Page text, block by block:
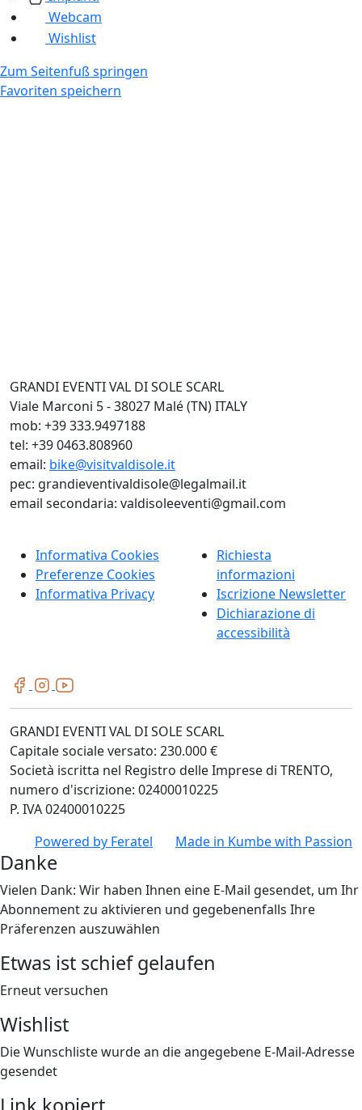
Webcam
Wishlist
Zum Seitenfuß springen
Favoriten speichern
GRANDI EVENTI VAL DI SOLE SCARL
Viale Marconi 5 - 38027 Malé (TN) ITALY
mob: +39 333.9497188
tel: +39 0463.808960
email: bike@visitvaldisole.it
pec: grandieventivaldisole@legalmail.it
email secondaria: valdisoleeventi@gmail.com
Informativa Cookies
Preferenze Cookies
Informativa Privacy
Richiesta
informazioni
Iscrizione Newsletter
Dichiarazione di
accessibilità
GRANDI EVENTI VAL DI SOLE SCARL
Capitale sociale versato: 230.000 €
Società iscritta nel Registro delle Imprese di TRENTO,
numero d'iscrizione: 02400010225
P. IVA 02400010225
Powered by Feratel Made in Kumbewith Passion
Danke
Vielen Dank: Wir haben Ihnen eine E-Mail gesendet, um Ihr
Abonnement zu aktivieren und gegebenenfalls Ihre
Präferenzen auszuwählen
Etwas ist schief gelaufen
Erneut versuchen
Wishlist
Die Wunschliste wurde an die angegebene E-Mail-Adresse
gesendet